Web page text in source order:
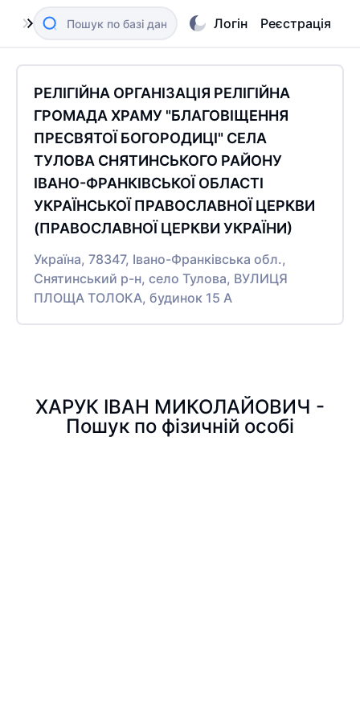
Логін Реєстрація
РЕЛІГІЙНА ОРГАНІЗАЦІЯ РЕЛІГІЙНА
ГРОМАДА ХРАМУ "БЛАГОВІЩЕННЯ
ПРЕСВЯТОЇ БОГОРОДИЦІ" СЕЛА
ТУЛОВА СНЯТИНСЬКОГО РАЙОНУ
ІВАНО-ФРАНКІВСЬКОЇ ОБЛАСТІ
УКРАЇНСЬКОЇ ПРАВОСЛАВНОЇ ЦЕРКВИ
(ПРАВОСЛАВНОЇ ЦЕРКВИ УКРАЇНИ)
Україна, 78347, Івано-Франківська обл.,
Снятинський р-н, село Тулова, ВУЛИЦЯ
ПЛОЩА ТОЛОКА, будинок 15 А
ХАРУК ІВАН МИКОЛАЙОВИЧ -
Пошук по фізичній особі